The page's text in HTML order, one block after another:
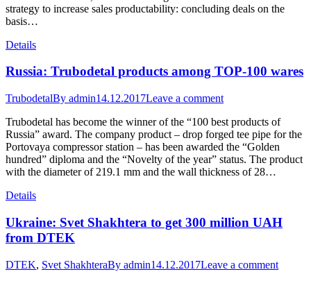
strategy to increase sales productability: concluding deals on the
basis…
Details
Russia: Trubodetal products among TOP-100 wares
TrubodetalBy admin14.12.2017Leave a comment
Trubodetal has become the winner of the “100 best products of
Russia” award. The company product – drop forged tee pipe for the
Portovaya compressor station – has been awarded the “Golden
hundred” diploma and the “Novelty of the year” status. The product
with the diameter of 219.1 mm and the wall thickness of 28…
Details
Ukraine: Svet Shakhtera to get 300 million UAH
from DTEK
DTEK, Svet ShakhteraBy admin14.12.2017Leave a comment